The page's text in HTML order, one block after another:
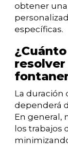
obtener
específicas.
La duración
dependerá
En general,
los trabajos